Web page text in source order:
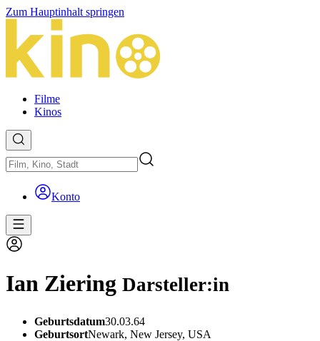
Zum Hauptinhalt springen
Filme
Kinos
Konto
Ian Ziering Darsteller:in
Geburtsdatum30.03.64
GeburtsortNewark, New Jersey, USA